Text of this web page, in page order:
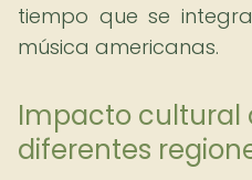
tiempo que se
música americanas.
Impacto cultural
diferentes